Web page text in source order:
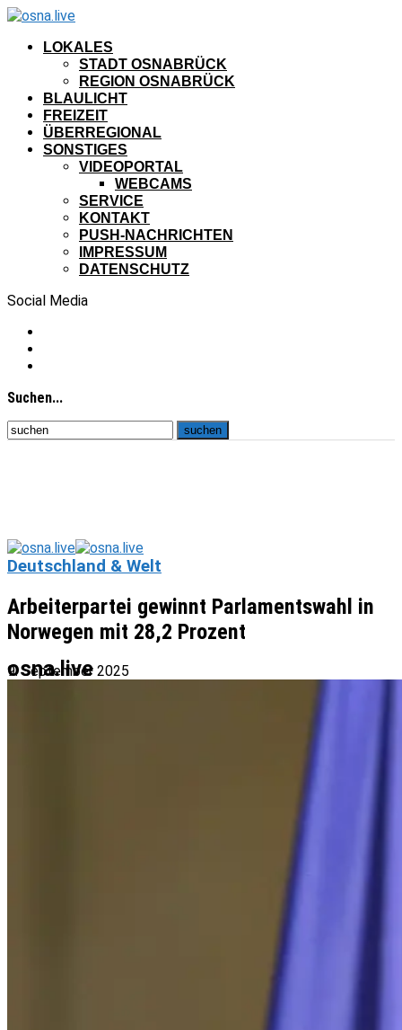
LOKALES
STADT OSNABRÜCK
REGION OSNABRÜCK
BLAULICHT
FREIZEIT
ÜBERREGIONAL
SONSTIGES
VIDEOPORTAL
WEBCAMS
SERVICE
KONTAKT
PUSH-NACHRICHTEN
IMPRESSUM
DATENSCHUTZ
Social Media
Suchen...
osna.live
Deutschland & Welt
Arbeiterpartei gewinnt Parlamentswahl in
Norwegen mit 28,2 Prozent
9. September 2025